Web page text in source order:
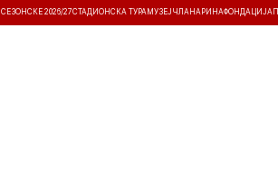
СЕЗОНСКЕ 2026/27СТАДИОНСКА ТУРА МУЗЕЈ ЧЛАНАРИНАФОНДАЦИЈА